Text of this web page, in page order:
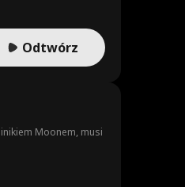
Odtwórz
Moonem, musi